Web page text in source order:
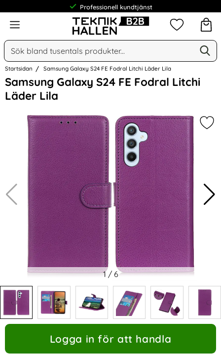
Professionell kundtjänst
Meny
Sök
Sök på Narse Group AB
Mina
Startsidan Samsung Galaxy S24 FE Fodral Litchi Läder Lila
Samsung Galaxy S24 FE Fodral Litchi
Läder Lila
Hoppa
över
Bilder
1/ 6
Logga in för att handla